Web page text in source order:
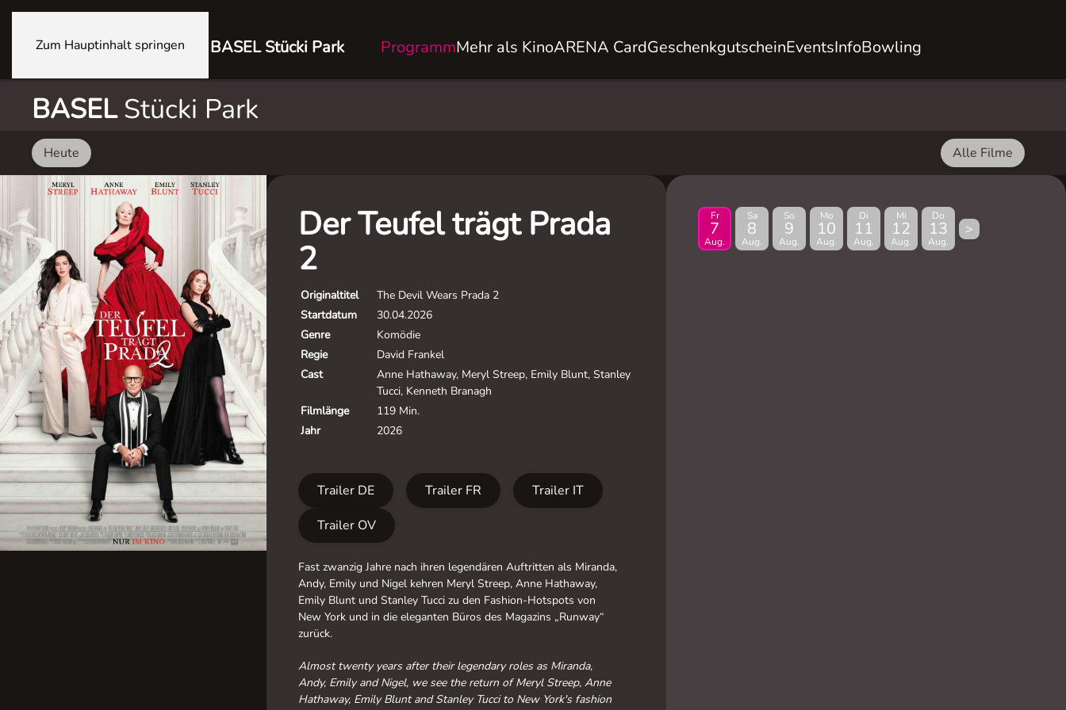
Zum Hauptinhalt springen BASEL Stücki Park ProgrammMehr als KinoARENA CardGeschenkgutscheinEventsInfoBowling
BASELStücki Park
Heute Alle Filme
Der Teufel trägt Prada
2
Originaltitel
The Devil Wears Prada 2
Startdatum
30.04.2026
Genre
Komödie
Regie
David Frankel
Cast
Anne Hathaway, Meryl Streep, Emily Blunt, Stanley
Tucci, Kenneth Branagh
Filmlänge
119 Min.
Jahr
2026
Trailer DE Trailer FR
Trailer IT
Trailer OV
Fast zwanzig Jahre nach ihren legendären Auftritten als Miranda,
Andy, Emily und Nigel kehren Meryl Streep, Anne Hathaway,
Emily Blunt und Stanley Tucci zu den Fashion-Hotspots von
New York und in die eleganten Büros des Magazins „Runway“
zurück.
Almost twenty years after their legendary roles as Miranda,
Andy, Emily and Nigel, we see the return of Meryl Streep, Anne
Hathaway, Emily Blunt and Stanley Tucci to New York's fashion
Fr
7
Aug.
Sa
8
Aug.
So
9
Aug.
Mo
10
Aug.
Di
11
Aug.
Mi
12
Aug.
Do
13
Aug.
>